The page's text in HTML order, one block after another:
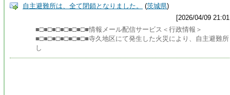
自主避難所は、全て閉鎖となりました。 (茨城県)
[2026/04/09
■□■□■□■□■□■□■情報メール配信サービス＜行政情報＞
■□■□■□■□■□■□■寺久地区にて発生した火災により、自主避難所
し